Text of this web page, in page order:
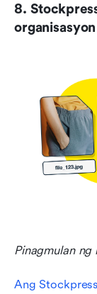
8.
Pinagmulan
Ang Stockpress